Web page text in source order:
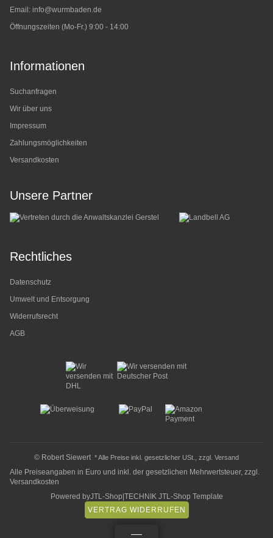
Email: info@wurmbaden.de
Öffnungszeiten (Mo-Fr.) 9:00 - 14:00
Informationen
Suchanfragen
Wir über uns
Impressum
Zahlungsmöglichkeiten
Versandkosten
Unsere Partner
Rechtliches
Datenschutz
Umwelt und Entsorgung
Widerrufsrecht
AGB
© Robert Siewert* Alle Preise inkl. gesetzlicher USt., zzgl. Versand
Alle Preiseangaben in Euro und inkl. der gesetzlichen Mehrwertsteuer, zzgl.
Versandkosten
Powered byJTL-Shop TECHNIK JTL-Shop Template
VERTRAG WIDERRUFEN